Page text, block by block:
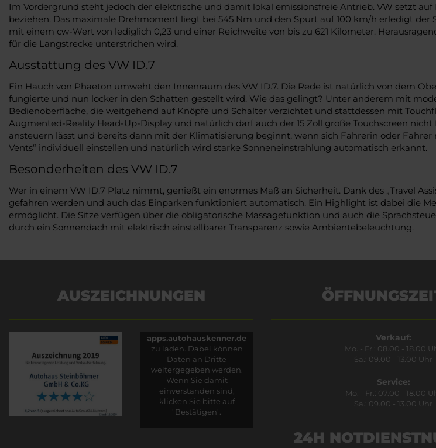
Im Vordergrund steht jedoch der elektrische und damit lokal emissionsfreie Antrieb. VW setzt
beziehen. Das maximale Drehmoment liegt bei 545 Nm und den Spurt auf 100 km/h erledigt
mit einem cw-Wert von lediglich 0,23 und einer Reichweite von bis zu 621 Kilometer.
für die Langstrecke unterstrichen wird.
Ausstattung des VW ID.7
Ein Hauch von Phaeton umweht den Innenraum des VW ID.7. Die Rede ist natürlich von dem
fungierte und nun locker in den Schatten gestellt wird. Wie das gelingt? Unter anderem mit
Bedienoberfläche, die weitgehend auf Knöpfe und Schalter verzichtet und stattdessen mit
Augmented-Reality Head-Up-Display und natürlich darf auch der 15 Zoll große Touchscreen
ansteuern lässt und bereits dann mit der Klimatisierung beginnt, wenn sich Fahrerin oder
Vents“ individuell einstellen und natürlich wird starke Sonneneinstrahlung automatisch erkannt.
Besonderheiten des VW ID.7
Wer in einem VW ID.7 Platz nimmt, genießt ein enormes Maß an Sicherheit. Dank des „Travel
gefahren werden und auch das Einparken funktioniert automatisch. Ein Highlight ist dabei die
ermöglicht. Die Sitze verfügen über die obligatorische Massagefunktion und auch die
durch ein Sonnendach mit elektrisch einstellbarer Transparenz sowie Ambientebeleuchtung.
AUSZEICHNUNGEN
apps.autohauskenner.de
zu laden. Dabei können
Daten an Dritte
weitergegeben werden.
Wenn Sie damit
einverstanden sind,
klicken Sie bitte auf
"Bestätigen".
Verkauf:
Mo. - Fr.: 08.00 - 18.00
Sa.: 09.00 - 13.00 Uhr
Service:
Mo. - Fr.: 07.00 - 18.00
Sa.: 09.00 - 13.00 Uhr
24H